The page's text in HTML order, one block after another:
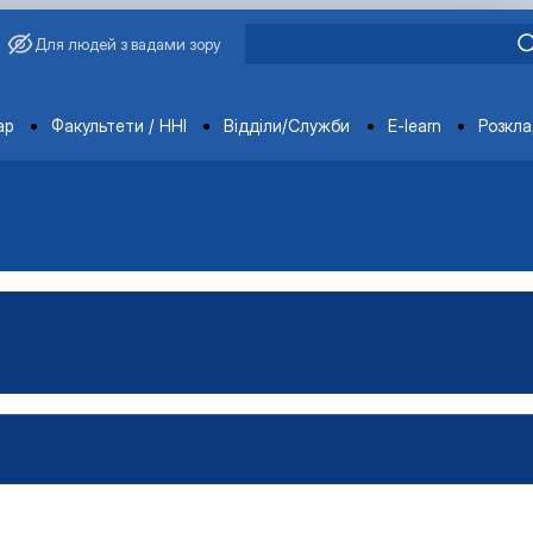
Для людей з вадами зору
Факультети / ННІ Відділи/Служби E-learn